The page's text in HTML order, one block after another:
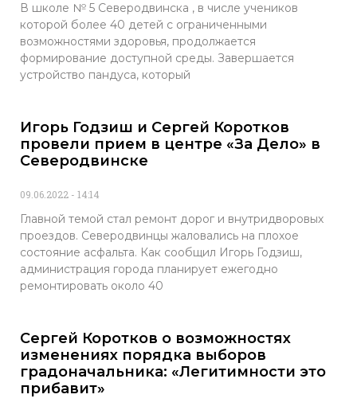
В школе № 5 Северодвинска , в числе учеников
которой более 40 детей с ограниченными
возможностями здоровья, продолжается
формирование доступной среды. Завершается
устройство пандуса, который
Игорь Годзиш и Сергей Коротков
провели прием в центре «За Дело» в
Северодвинске
09.06.2022 14:14
Главной темой стал ремонт дорог и внутридворовых
проездов. Северодвинцы жаловались на плохое
состояние асфальта. Как сообщил Игорь Годзиш,
администрация города планирует ежегодно
ремонтировать около 40
Сергей Коротков о возможностях
изменениях порядка выборов
градоначальника: «Легитимности это
прибавит»